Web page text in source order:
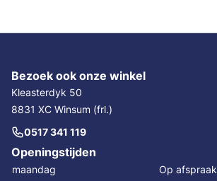
Bezoek ook onze winkel
Kleasterdyk 50
8831 XC Winsum (frl.)
0517 341 119
Openingstijden
maandag
Op afspraak